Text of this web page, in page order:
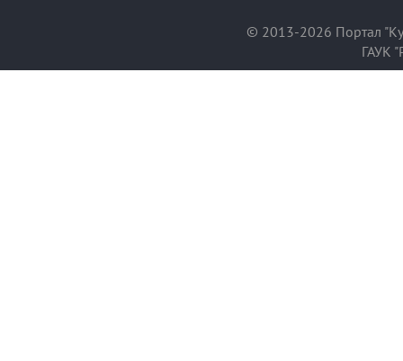
© 2013-2026 Портал
ГАУК